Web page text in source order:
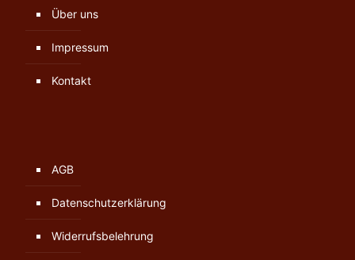
Über uns
Impressum
Kontakt
AGB
Datenschutzerklärung
Widerrufsbelehrung